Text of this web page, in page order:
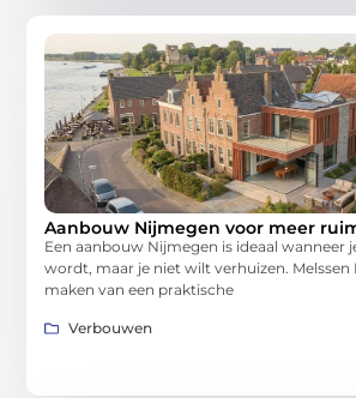
Aanbouw Nijmegen voor meer
Een aanbouw Nijmegen is ideaal wanneer
wordt, maar je niet wilt verhuizen.
maken van een praktische
Verbouwen